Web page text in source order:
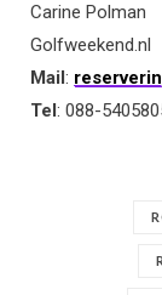
Carine Polman
Golfweekend.nl
Mail:
Tel: 088-